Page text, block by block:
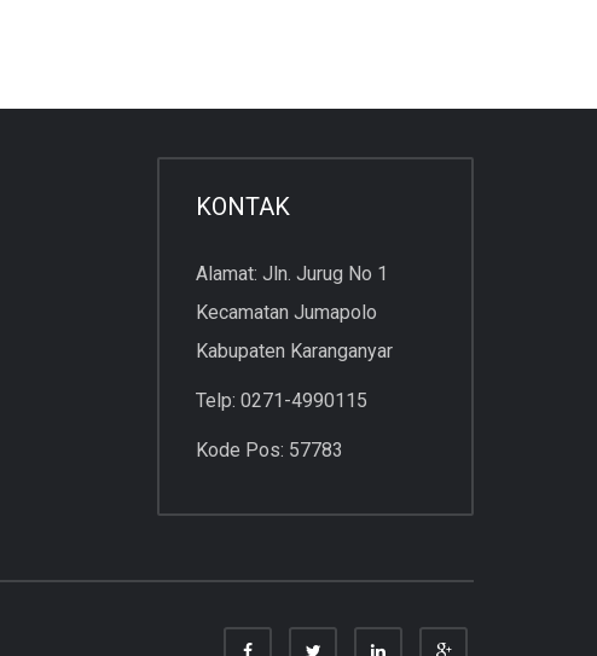
KONTAK
Alamat: Jln. Jurug No 1
Kecamatan Jumapolo
Kabupaten Karanganyar
Telp: 0271-4990115
Kode Pos: 57783